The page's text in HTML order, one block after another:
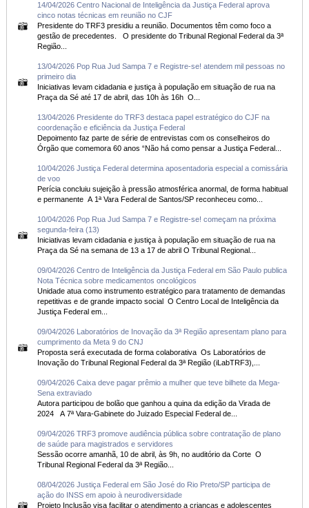
14/04/2026 Centro Nacional de Inteligência da Justiça Federal aprova
cinco notas técnicas em reunião no CJF
Presidente do TRF3 presidiu a reunião. Documentos têm como foco a
gestão de precedentes. O presidente do Tribunal Regional Federal da 3ª
Região...
13/04/2026 Pop Rua Jud Sampa 7 e Registre-se! atendem mil pessoas no
primeiro dia
Iniciativas levam cidadania e justiça à população em situação de rua na
Praça da Sé até 17 de abril, das 10h às 16h O...
13/04/2026 Presidente do TRF3 destaca papel estratégico do CJF na
coordenação e eficiência da Justiça Federal
Depoimento faz parte de série de entrevistas com os conselheiros do
Órgão que comemora 60 anos “Não há como pensar a Justiça Federal...
10/04/2026 Justiça Federal determina aposentadoria especial a comissária
de voo
Perícia concluiu sujeição à pressão atmosférica anormal, de forma habitual
e permanente A 1ª Vara Federal de Santos/SP reconheceu como...
10/04/2026 Pop Rua Jud Sampa 7 e Registre-se! começam na próxima
segunda-feira (13)
Iniciativas levam cidadania e justiça à população em situação de rua na
Praça da Sé na semana de 13 a 17 de abril O Tribunal Regional...
09/04/2026 Centro de Inteligência da Justiça Federal em São Paulo publica
Nota Técnica sobre medicamentos oncológicos
Unidade atua como instrumento estratégico para tratamento de demandas
repetitivas e de grande impacto social O Centro Local de Inteligência da
Justiça Federal em...
09/04/2026 Laboratórios de Inovação da 3ª Região apresentam plano para
cumprimento da Meta 9 do CNJ
Proposta será executada de forma colaborativa Os Laboratórios de
Inovação do Tribunal Regional Federal da 3ª Região (iLabTRF3),...
09/04/2026 Caixa deve pagar prêmio a mulher que teve bilhete da Mega-
Sena extraviado
Autora participou de bolão que ganhou a quina da edição da Virada de
2024 A 7ª Vara-Gabinete do Juizado Especial Federal de...
09/04/2026 TRF3 promove audiência pública sobre contratação de plano
de saúde para magistrados e servidores
Sessão ocorre amanhã, 10 de abril, às 9h, no auditório da Corte O
Tribunal Regional Federal da 3ª Região...
08/04/2026 Justiça Federal em São José do Rio Preto/SP participa de
ação do INSS em apoio à neurodiversidade
Projeto Inclusão visa facilitar o atendimento a crianças e adolescentes